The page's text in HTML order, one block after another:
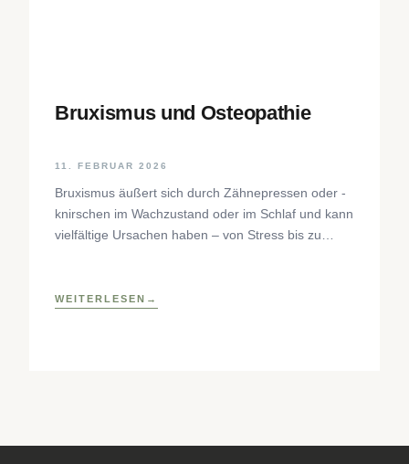
Bruxismus und Osteopathie
11. FEBRUAR 2026
Bruxismus äußert sich durch Zähnepressen oder -
knirschen im Wachzustand oder im Schlaf und kann
vielfältige Ursachen haben – von Stress bis zu
osteopathische Behandlungsansätze sowie
WEITERLESEN